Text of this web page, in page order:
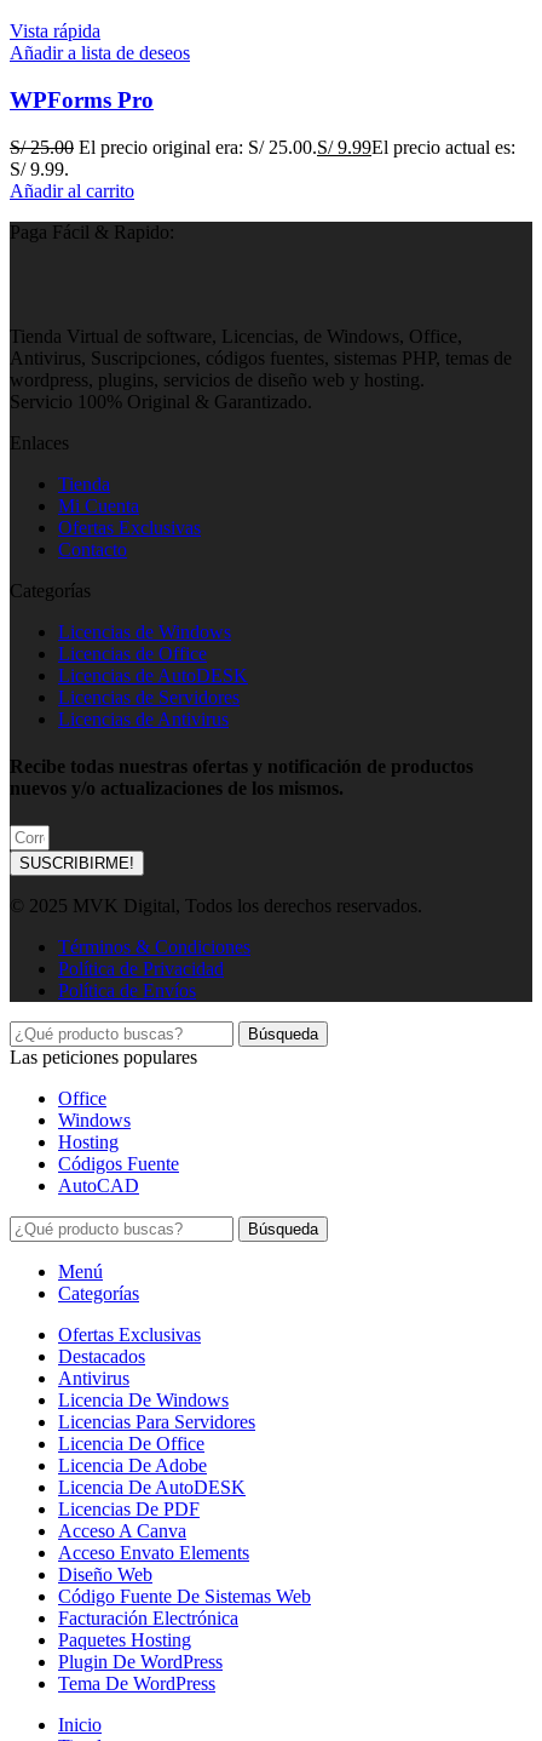
Vista rápida
Añadir a lista de deseos
WPForms Pro
S/25.00 El precio original era: S/ 25.00.S/9.99El precio actual es:
S/ 9.99.
Añadir al carrito
Paga Fácil & Rapido:
Tienda Virtual de software, Licencias, de Windows, Office,
Antivirus, Suscripciones, códigos fuentes, sistemas PHP, temas de
wordpress, plugins, servicios de diseño web y hosting.
Servicio 100% Original & Garantizado.
Enlaces
Tienda
Mi Cuenta
Ofertas Exclusivas
Contacto
Categorías
Licencias de Windows
Licencias de Office
Licencias de AutoDESK
Licencias de Servidores
Licencias de Antivirus
Recibe todas nuestras ofertas y notificación de productos
nuevos y/o actualizaciones de los mismos.
SUSCRIBIRME!
© 2025 MVK Digital, Todos los derechos reservados.
Términos & Condiciones
Política de Privacidad
Política de Envíos
Búsqueda
Las peticiones populares
Office
Windows
Hosting
Códigos Fuente
AutoCAD
Búsqueda
Menú
Categorías
Ofertas Exclusivas
Destacados
Antivirus
Licencia De Windows
Licencias Para Servidores
Licencia De Office
Licencia De Adobe
Licencia De AutoDESK
Licencias De PDF
Acceso A Canva
Acceso Envato Elements
Diseño Web
Código Fuente De Sistemas Web
Facturación Electrónica
Paquetes Hosting
Plugin De WordPress
Tema De WordPress
Inicio